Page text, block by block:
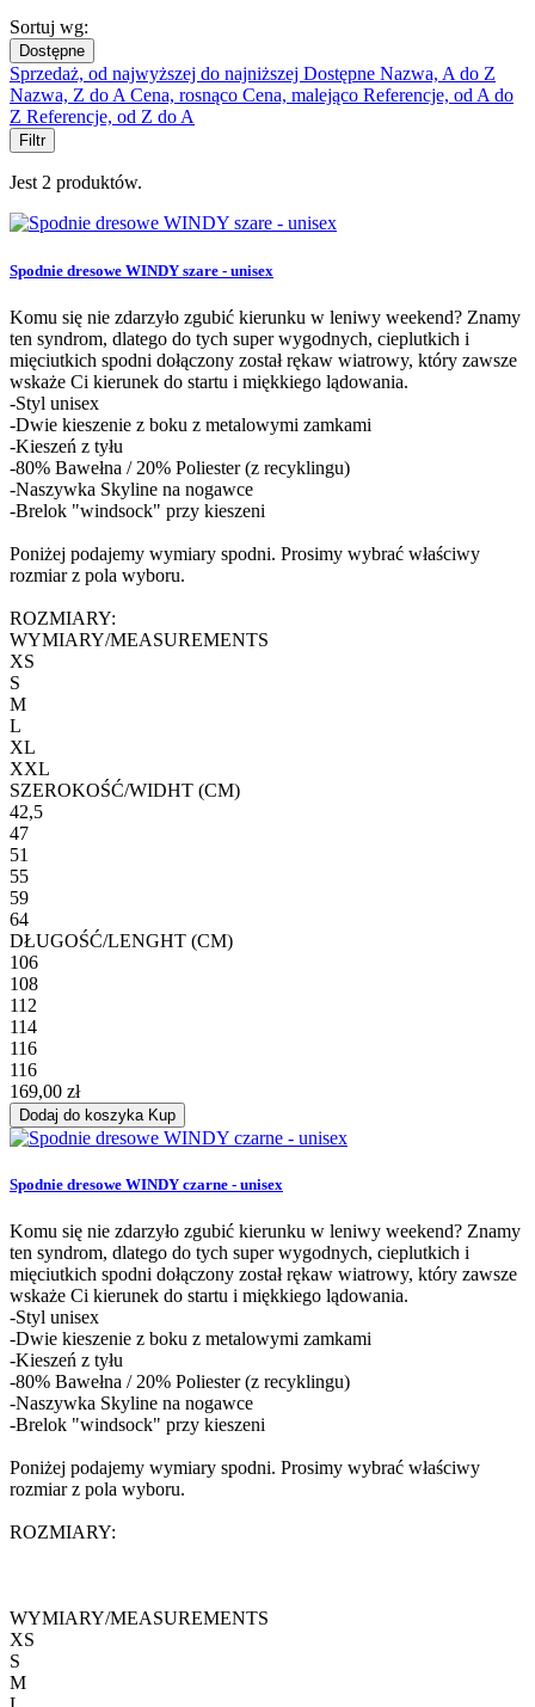
Sortuj wg:
Dostępne
Sprzedaż, od najwyższej do najniższej Dostępne Nazwa, A do Z
Nazwa, Z do ACena, rosnąco Cena, malejąco Referencje, od A do
Z Referencje, od Z do A
Filtr
Jest 2 produktów.
Spodnie dresowe WINDY szare - unisex
Komu się nie zdarzyło zgubić kierunku w leniwy weekend? Znamy
ten syndrom, dlatego do tych super wygodnych, cieplutkich i
mięciutkich spodni dołączony został rękaw wiatrowy, który zawsze
wskaże Ci kierunek do startu i miękkiego lądowania.
-Styl unisex
-Dwie kieszenie z boku z metalowymi zamkami
-Kieszeń z tyłu
-80% Bawełna / 20% Poliester (z recyklingu)
-Naszywka Skyline na nogawce
-Brelok "windsock" przy kieszeni
Poniżej podajemy wymiary spodni. Prosimy wybrać właściwy
rozmiar z pola wyboru.
ROZMIARY:
WYMIARY/MEASUREMENTS
XS
S
M
L
XL
XXL
SZEROKOŚĆ/WIDHT (CM)
42,5
47
51
55
59
64
DŁUGOŚĆ/LENGHT (CM)
106
108
112
114
116
116
169,00 zł
Dodaj do koszyka Kup
Spodnie dresowe WINDY czarne - unisex
Komu się nie zdarzyło zgubić kierunku w leniwy weekend? Znamy
ten syndrom, dlatego do tych super wygodnych, cieplutkich i
mięciutkich spodni dołączony został rękaw wiatrowy, który zawsze
wskaże Ci kierunek do startu i miękkiego lądowania.
-Styl unisex
-Dwie kieszenie z boku z metalowymi zamkami
-Kieszeń z tyłu
-80% Bawełna / 20% Poliester (z recyklingu)
-Naszywka Skyline na nogawce
-Brelok "windsock" przy kieszeni
Poniżej podajemy wymiary spodni. Prosimy wybrać właściwy
rozmiar z pola wyboru.
ROZMIARY:
WYMIARY/MEASUREMENTS
XS
S
M